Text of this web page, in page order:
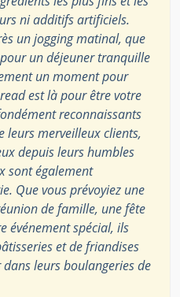
ni additifs artificiels.
un jogging matinal, que
un déjeuner tranquille
un moment pour
est là pour être votre
reconnaissants
leurs merveilleux clients,
depuis leurs humbles
sont également
Que vous prévoyiez une
de famille, une fête
événement spécial, ils
et de friandises
leurs boulangeries de